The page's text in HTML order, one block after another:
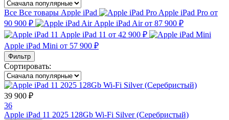
Все Все товары Apple iPad Apple iPad Pro от
90 900 ₽
Apple iPad Air от 87 900 ₽
Apple iPad 11 от 42 900 ₽
Apple iPad Mini от 57 900 ₽
Фильтр
Сортировать:
39 900 ₽
36
Apple iPad 11 2025 128Gb Wi-Fi Silver (Серебристый)